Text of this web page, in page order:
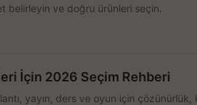
belirleyin ve doğru ürünleri seçin.
İçin 2026 Seçim Rehberi
yayın, ders ve oyun için çözünürlük,